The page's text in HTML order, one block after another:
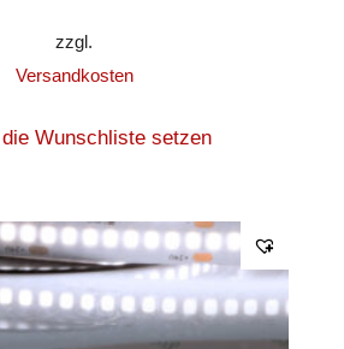
zzgl.
Versandkosten
Wunschliste setzen